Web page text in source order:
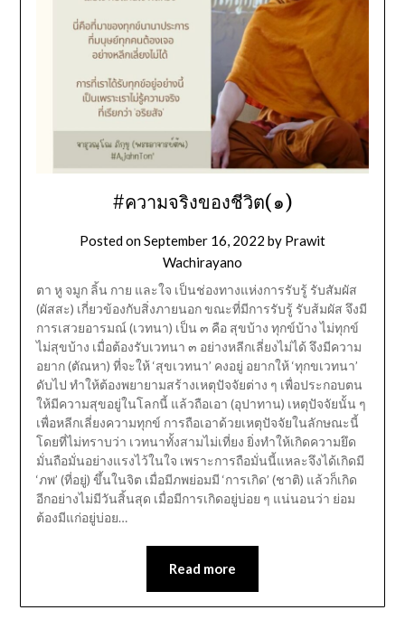
#ความจริงของชีวิต(๑)
Posted onSeptember 16, 2022 by Prawit
Wachirayano
ตา หู จมูก ลิ้น กาย และใจ เป็นช่องทางแห่งการรับรู้ รับสัมผัส
(ผัสสะ) เกี่ยวข้องกับสิ่งภายนอก ขณะที่มีการรับรู้ รับส้มผัส จึงมี
การเสวยอารมณ์ (เวทนา) เป็น ๓ คือ สุขบ้าง ทุกข์บ้าง ไม่ทุกข์
ไม่สุขบ้าง เมื่อต้องรับเวทนา ๓ อย่างหลีกเลี่ยงไม่ได้ จึงมีความ
อยาก (ตัณหา) ที่จะให้ ‘สุขเวทนา’ คงอยู่ อยากให้ ‘ทุกขเวทนา’
ดับไป ทำให้ต้องพยายามสร้างเหตุปัจจัยต่าง ๆ เพื่อประกอบตน
ให้มีความสุขอยู่ในโลกนี้ แล้วถือเอา (อุปาทาน) เหตุปัจจัยนั้น ๆ
เพื่อหลีกเลี่ยงความทุกข์ การถือเอาด้วยเหตุปัจจัยในลักษณะนี้
โดยที่ไม่ทราบว่า เวทนาทั้งสามไม่เที่ยง ยิ่งทำให้เกิดความยึด
มั่นถือมั่นอย่างแรงไว้ในใจ เพราะการถือมั่นนี้แหละจึงได้เกิดมี
‘ภพ’ (ที่อยู่) ขึ้นในจิต เมื่อมีภพย่อมมี ‘การเกิด’ (ชาติ) แล้วก็เกิด
อีกอย่างไม่มีวันสิ้นสุด เมื่อมีการเกิดอยู่บ่อย ๆ แน่นอนว่า ย่อม
ต้องมีแก่อยู่บ่อย…
Read more